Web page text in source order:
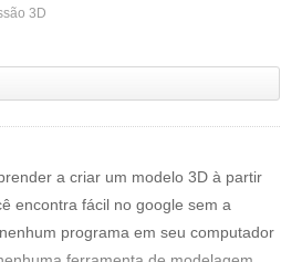
3D
a criar um modelo 3D à partir
encontra fácil no google sem a
programa em seu computador